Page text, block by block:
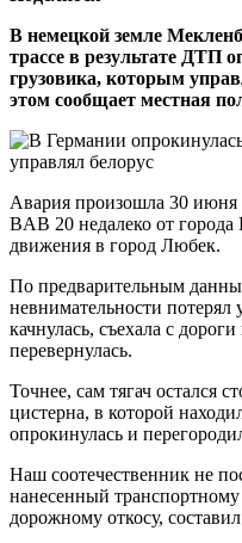
В немецкой земле
трассе в результате ДТП
грузовика, которым
этом сообщает местная
Авария произошла 30 июня
BAB 20 недалеко от
движения в город Любек.
По предварительным
невнимательности
качнулась, съехала с
перевернулась.
Точнее, сам тягач остался
цистерна, в которой
опрокинулась и
Наш соотечественник не
нанесенный
дорожному откосу,